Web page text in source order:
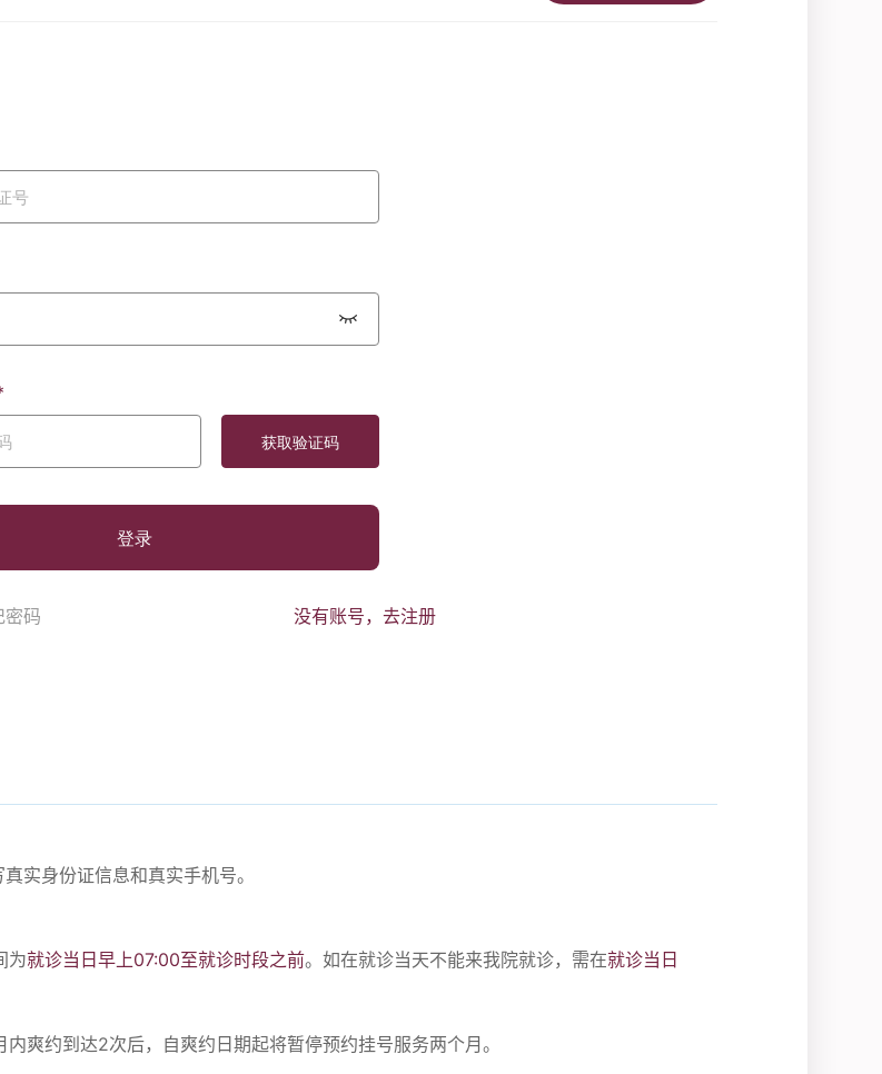
登录
密码 没有账号，去注册
实身份证信息和真实手机号。
为就诊当日早上07:00至就诊时段之前。如在就诊当天不能来我院就诊，需在就诊当日
爽约到达2次后，自爽约日期起将暂停预约挂号服务两个月。